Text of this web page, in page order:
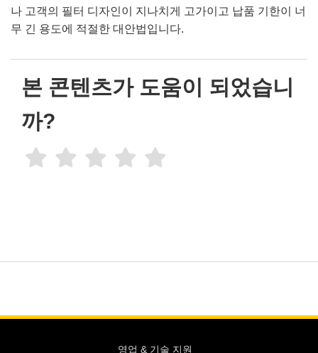
나 고객의 필터 디자인이 지나치게 고가이고 납품 기한이 너
무 긴 용도에 적절한 대안법입니다.
본 콘텐츠가 도움이 되었습니
까?
영업 & 기술 지원